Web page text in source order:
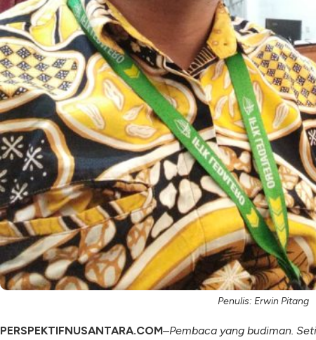
Penulis: Erwin Pitang
PERSPEKTIFNUSANTARA.COM–Pembaca yang budiman.